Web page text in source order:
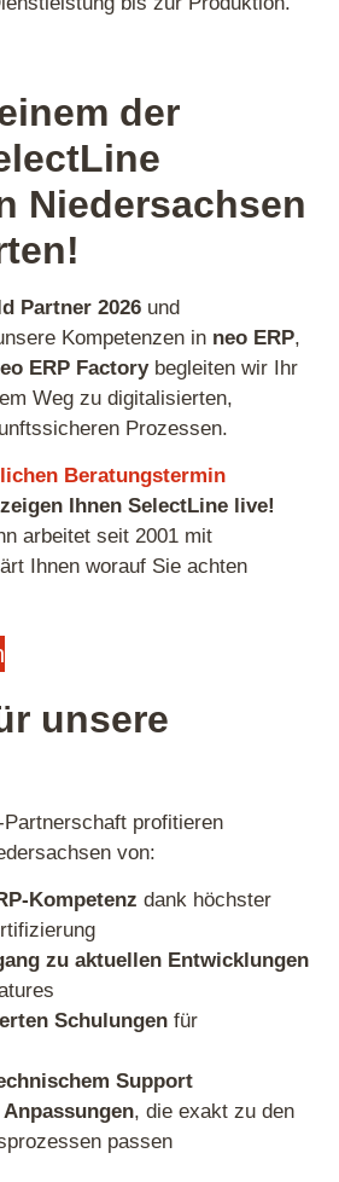
der
Niedersachsen
Partner 2026 und
Kompetenzen in neo ERP,
ERP Factorybegleiten wir Ihr
Weg zu digitalisierten,
Prozessen.
Beratungstermin
Ihnen SelectLine live!
arbeitet seit 2001 mit
Ihnen worauf Sie achten
unsere
profitieren
von:
dank höchster
zu aktuellen Entwicklungen
Schulungen für
Support
, die exakt zu den
passen